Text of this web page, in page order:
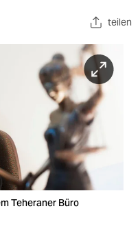
teilen
Teheraner Büro